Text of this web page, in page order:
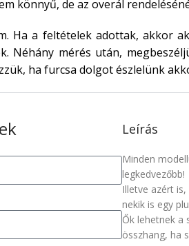
könnyű, de az overál
Ha a feltételek adottak, akkor
Néhány mérés után,
ha furcsa dolgot észlelünk
Leírás
Minden
legkedvezőbb!
Illetve azért
nekik is egy
Ők lehetnek a
összhang, ha